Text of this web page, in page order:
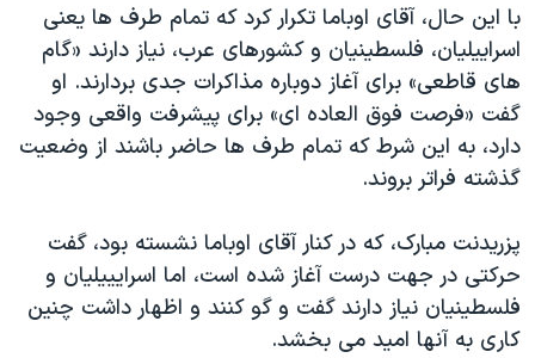
اسرائیل در جنگ
گالری عکس
آرشیو پخش زنده
ورزش زنان در ایران
اعتراضات زن، زندگی، آزادی
مجموعه مستندهای دادخواهی
تریبونال مردمی آبان ۹۸
چهل سال گروگان‌گیری
قانون شفافیت دارائی کادر رهبری ایران
اعتراضات مردمی آبان ۹۸
زبانهای مختلف
با این حال، آقای اوباما تکرار کرد که تمام طرف ها یعنی
اسراییلیان، فلسطینیان و کشورهای عرب، نیاز دارند «گام
های قاطعی» برای آغاز دوباره مذاکرات جدی بردارند. او
گفت «فرصت فوق العاده ای» برای پیشرفت واقعی وجود
دارد، به این شرط که تمام طرف ها حاضر باشند از وضعیت
گذشته فراتر بروند.
پزریدنت مبارک، که در کنار آقای اوباما نشسته بود، گفت
حرکتی در جهت درست آغاز شده است، اما اسرایییلیان و
فلسطینیان نیاز دارند گفت و گو کنند و اظهار داشت چنین
کاری به آنها امید می بخشد.